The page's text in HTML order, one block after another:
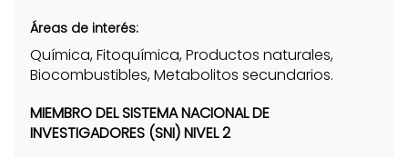
Áreas de interés:
Química, Fitoquímica, Productos naturales,
Biocombustibles, Metabolitos secundarios.
MIEMBRO DEL SISTEMA NACIONAL DE
INVESTIGADORES (SNI) NIVEL 2